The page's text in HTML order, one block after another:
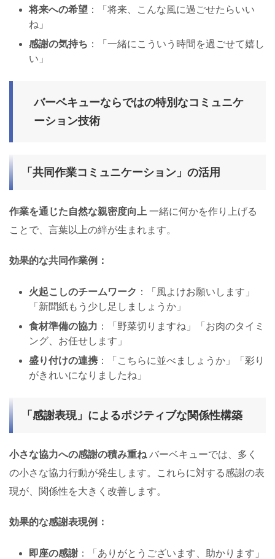
将来への希望 ：「将来、こんな風に過ごせたらいい
ね」
感謝の気持ち ：「一緒にこういう時間を過ごせて嬉し
い」
バーベキューならではの特別なコミュニケ
ーション技術
「共同作業コミュニケーション」の活用
作業を通じた自然な親密度向上 一緒に何かを作り上げる
ことで、言葉以上の絆が生まれます。
効果的な共同作業例：
火起こしのチームワーク ：「風よけお願いします」
「新聞紙もう少し足しましょうか」
食材準備の協力 ：「野菜切りますね」「お肉のタイミ
ング、お任せします」
盛り付けの連携 ：「こちらに並べましょうか」「彩り
がきれいになりましたね」
「感謝表現」によるポジティブな関係性構築
小さな協力への感謝の積み重ね バーベキューでは、多く
の小さな協力行動が発生します。これらに対する感謝の表
現が、関係性を大きく改善します。
効果的な感謝表現例：
即座の感謝 ：「ありがとうございます、助かります」